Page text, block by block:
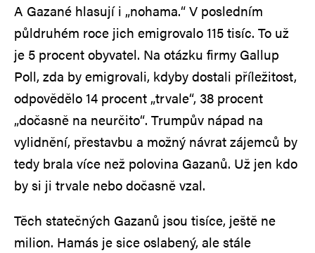
A Gazané hlasují i „nohama.“ V posledním
půldruhém roce jich emigrovalo 115 tisíc. To už
je 5 procent obyvatel. Na otázku firmy Gallup
Poll, zda by emigrovali, kdyby dostali příležitost,
odpovědělo 14 procent „trvale“, 38 procent
„dočasně na neurčito“. Trumpův nápad na
vylidnění, přestavbu a možný návrat zájemců by
tedy brala více než polovina Gazanů. Už jen kdo
by si ji trvale nebo dočasně vzal.
Těch statečných Gazanů jsou tisíce, ještě ne
milion. Hamás je sice oslabený, ale stále